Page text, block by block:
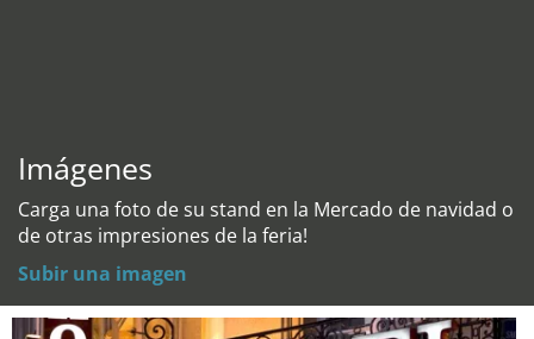
Imágenes
Carga una foto de su stand en la Mercado de navidad o
de otras impresiones de la feria!
Subir una imagen